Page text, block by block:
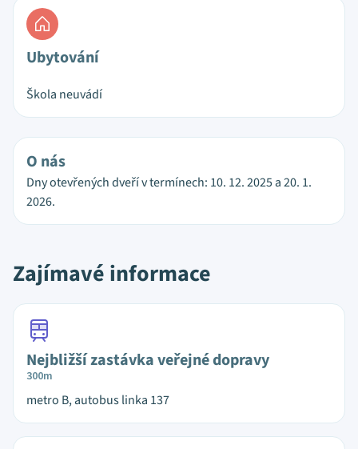
Ubytování
Škola neuvádí
O nás
Dny otevřených dveří v termínech: 10. 12. 2025 a 20. 1.
2026.
Zajímavé informace
Nejbližší zastávka veřejné dopravy
300m
metro B, autobus linka 137